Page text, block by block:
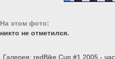
На этом фото:
никто не отметился.
Галерея: redBike Cup #1 2005 -